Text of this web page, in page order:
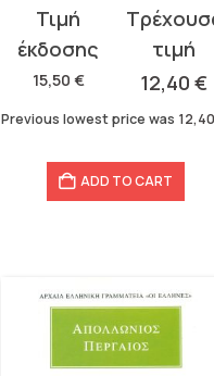
15,50 €
Original
price
was:
15,50 €.
12,40€
Current
price
12,40 €.
Previous lowest price was 12,40
ADD TO CART